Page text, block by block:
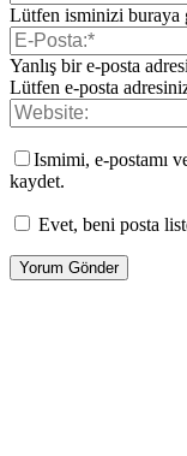
Lütfen isminizi buraya
Yanlış bir e-posta
Lütfen e-posta
Ismimi, e-postamı
kaydet.
Evet, beni posta